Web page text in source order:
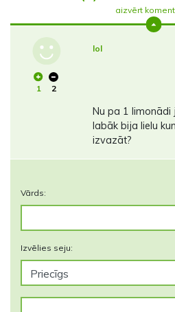
aizvērt
1 2
lol
Nu pa 1 limonādi
labāk bija lielu
izvazāt?
Vārds:
Izvēlies seju: